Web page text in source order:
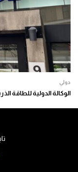
دولي
الوكالة الدولية للطاقة